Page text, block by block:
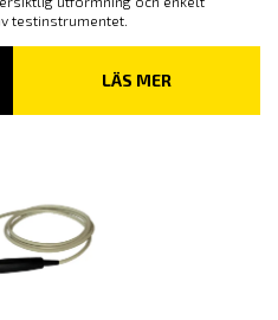
testinstrumentet.
LÄS MER